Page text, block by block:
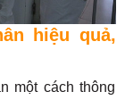
hiệu quả,
một cách thông